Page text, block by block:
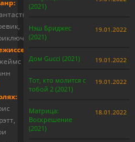
(2021)
Нэш Бриджес
(2021)
19.01.2022
Дом Gucci (2021) 19.01.2022
Тот, кто молится с
тобой 2 (2021)
19.01.2022
Матрица:
Воскрешение
(2021)
18.01.2022